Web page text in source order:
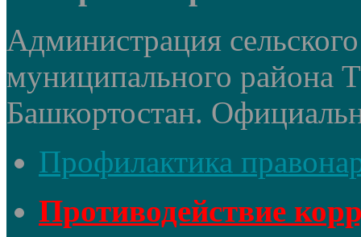
Администрация
муниципального района
Башкортостан.
Профилактика
Противодействие